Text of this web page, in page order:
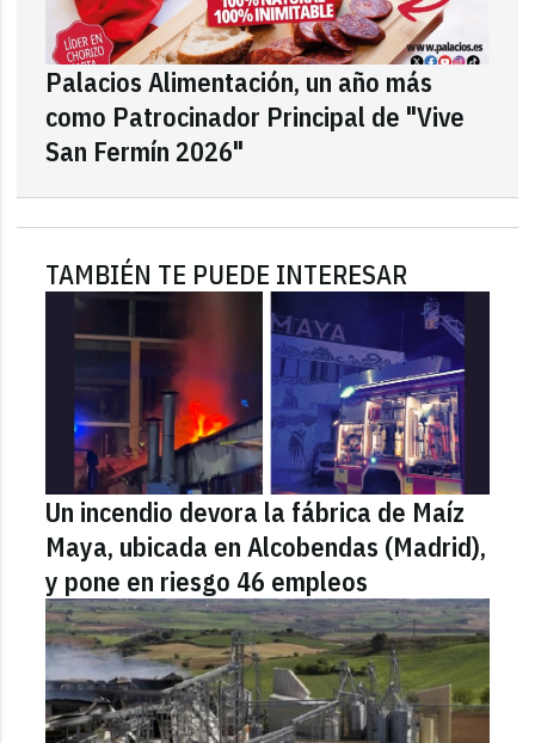
Palacios Alimentación, un año más
como Patrocinador Principal de "Vive
San Fermín 2026"
TAMBIÉN TE PUEDE INTERESAR
Un incendio devora la fábrica de Maíz
Maya, ubicada en Alcobendas (Madrid),
y pone en riesgo 46 empleos